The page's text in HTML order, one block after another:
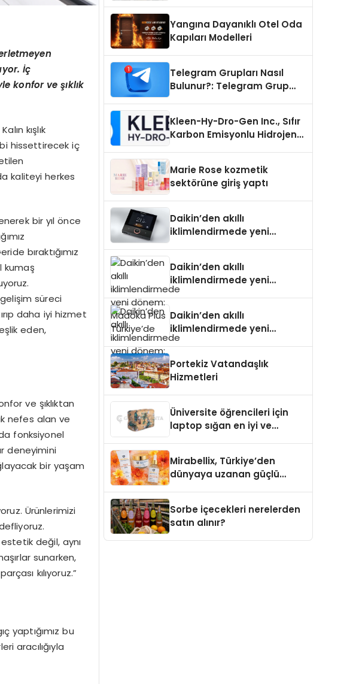
İç
konfor ve şıklık
kışlık
hissettirecek iç
kaliteyi herkes
bir yıl önce
bıraktığımız
kumaş
süreci
daha iyi hizmet
eden,
ve şıklıktan
nefes alan ve
fonksiyonel
deneyimini
bir yaşam
Ürünlerimizi
değil, aynı
sunarken,
kılıyoruz.”
yaptığımız bu
aracılığıyla
Yangına Dayanıklı Otel Oda
Kapıları Modelleri
Telegram Grupları Nasıl
Bulunur?: Telegram Grup
Kleen-Hy-Dro-Gen Inc., Sıfır
Karbon Emisyonlu Hidrojen
Aldı
Marie Rose kozmetik
sektörüne giriş yaptı
Daikin’den akıllı
iklimlendirmede yeni
Daikin’den akıllı
iklimlendirmede yeni
dönem: Madoka Plus
Daikin’den akıllı
iklimlendirmede yeni
dönem: Madoka Plus
Portekiz Vatandaşlık
Hizmetleri
Üniversite öğrencileri için
laptop sığan en iyi ve
Mirabellix, Türkiye’den
dünyaya uzanan güçlü
Sorbe içecekleri nerelerden
satın alınır?